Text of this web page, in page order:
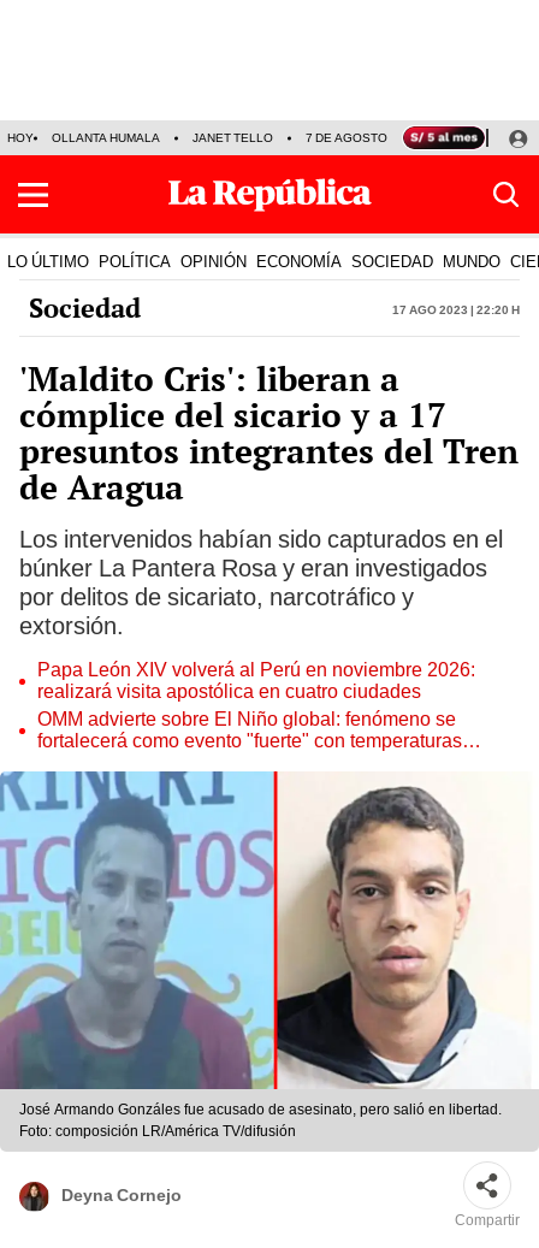
HOY OLLANTA HUMALA JANET TELLO 7 DE AGOSTO TINKA RESULTADOS
LO ÚLTIMO POLÍTICA OPINIÓN ECONOMÍA SOCIEDAD MUNDO
Sociedad 17 Ago 2023 | 22:20 h
'Maldito Cris': liberan a
cómplice del sicario y a 17
presuntos integrantes del Tren
de Aragua
Los intervenidos habían sido capturados en el
búnker La Pantera Rosa y eran investigados
por delitos de sicariato, narcotráfico y
extorsión.
Papa León XIV volverá al Perú en noviembre 2026:
realizará visita apostólica en cuatro ciudades
OMM advierte sobre El Niño global: fenómeno se
fortalecerá como evento "fuerte" con temperaturas
José Armando Gonzáles fue acusado de asesinato, pero salió en libertad.
Foto: composición LR/América TV/difusión
Deyna Cornejo
Compartir